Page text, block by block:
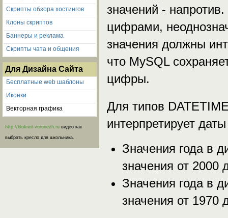
Скрипты обзора хостингов
Клоны скриптов
Баннеры и реклама
Скрипты чата и общения
Для Дизайна Сайта
Бесплатные web шаблоны
Иконки
Векторная графика
http://bloknot-voronezh.ru видео как
выбрать кресло для школьника.
значений -
цифрами,
значения должны
что MySQL
цифры.
Для типов
интерпретирует
Значения года в
значения от 2000
Значения года в
значения от 1970